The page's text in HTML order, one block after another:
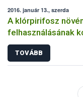
2016. január 13., szerda
A klórpirifosz
felhasználásának
TOVÁBB